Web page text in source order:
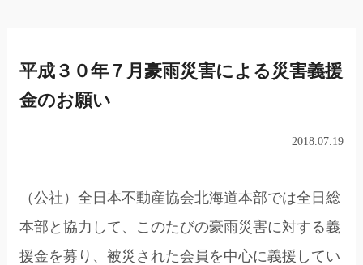
平成３０年７月豪雨災害による災害義援
金のお願い
2018.07.19
（公社）全日本不動産協会北海道本部では全日総
本部と協力して、このたびの豪雨災害に対する義
援金を募り、被災された会員を中心に義援してい